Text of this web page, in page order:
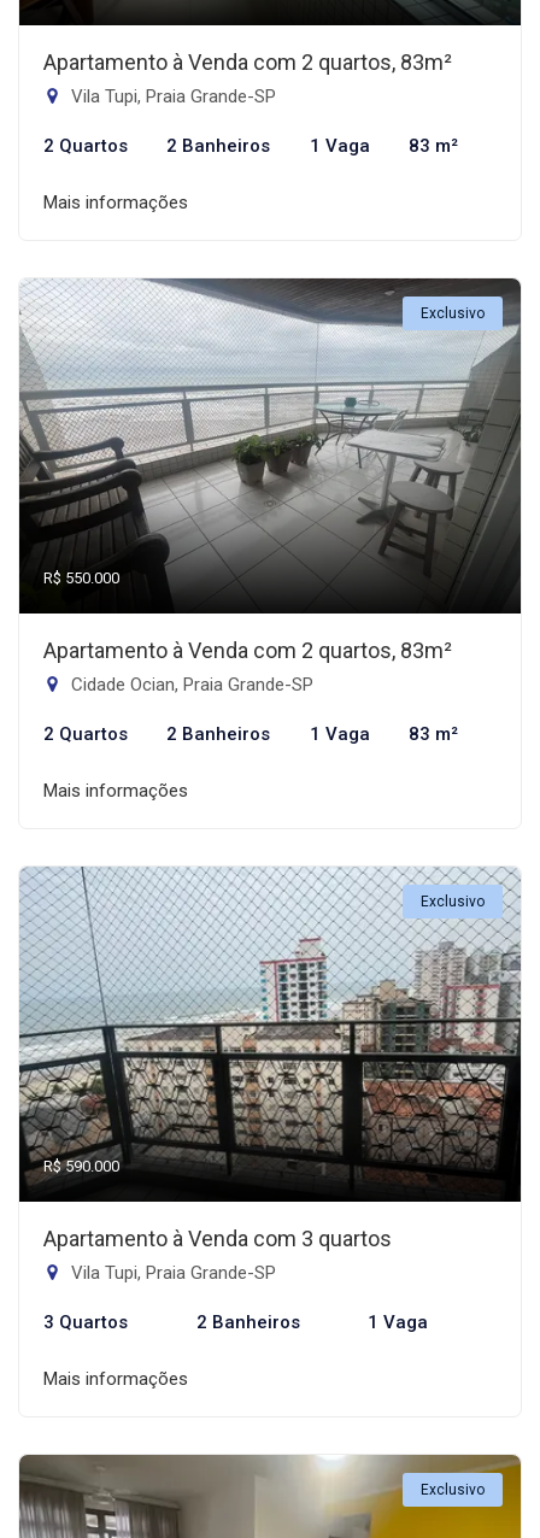
Apartamento à Venda com 2 quartos, 83m²
Vila Tupi, Praia Grande-SP
2 Quartos 2 Banheiros 1 Vaga 83 m²
Mais informações
Exclusivo
R$ 550.000
Apartamento à Venda com 2 quartos, 83m²
Cidade Ocian, Praia Grande-SP
2 Quartos 2 Banheiros 1 Vaga 83 m²
Mais informações
Exclusivo
R$ 590.000
Apartamento à Venda com 3 quartos
Vila Tupi, Praia Grande-SP
3 Quartos 2 Banheiros 1 Vaga
Mais informações
Exclusivo